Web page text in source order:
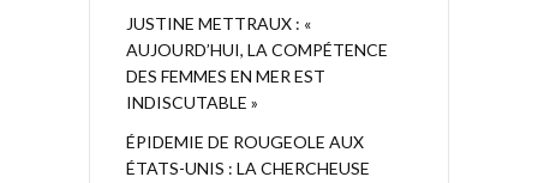
JUSTINE METTRAUX : «
AUJOURD’HUI, LA COMPÉTENCE
DES FEMMES EN MER EST
INDISCUTABLE »
ÉPIDEMIE DE ROUGEOLE AUX
ÉTATS-UNIS : LA CHERCHEUSE